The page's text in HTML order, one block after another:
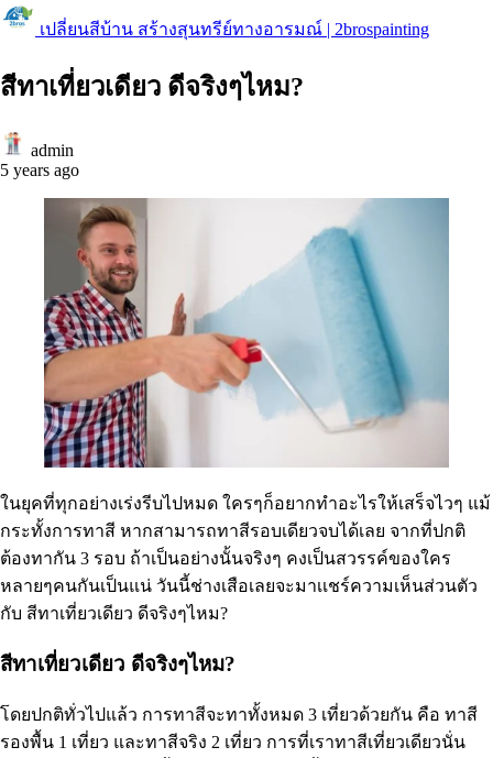
เปลี่ยนสีบ้าน สร้างสุนทรีย์ทางอารมณ์ | 2brospainting
สีทาเที่ยวเดียว ดีจริงๆไหม?
admin
5 years ago
ในยุคที่ทุกอย่างเร่งรีบไปหมด ใครๆก็อยากทำอะไรให้เสร็จไวๆ แม้
กระทั้งการทาสี หากสามารถทาสีรอบเดียวจบได้เลย จากที่ปกติ
ต้องทากัน 3 รอบ ถ้าเป็นอย่างนั้นจริงๆ คงเป็นสวรรค์ของใคร
หลายๆคนกันเป็นแน่ วันนี้ช่างเสือเลยจะมาเเชร์ความเห็นส่วนตัว
กับ สีทาเที่ยวเดียว ดีจริงๆไหม?
สีทาเที่ยวเดียว ดีจริงๆไหม?
โดยปกติทั่วไปแล้ว การทาสีจะทาทั้งหมด 3 เที่ยวด้วยกัน คือ ทาสี
รองพื้น 1 เที่ยว และทาสีจริง 2 เที่ยว การที่เราทาสีเที่ยวเดียวนั่น